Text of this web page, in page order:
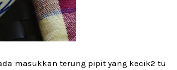
masukkan terung pipit yang kecik2 tu